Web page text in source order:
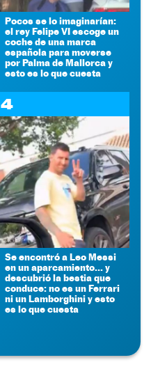
Pocos se lo imaginarían:
el rey Felipe VI escoge un
coche de una marca
española para moverse
por Palma de Mallorca y
esto es lo que cuesta
4
Se encontró a Leo Messi
en un aparcamiento... y
descubrió la bestia que
conduce: no es un Ferrari
ni un Lamborghini y esto
es lo que cuesta